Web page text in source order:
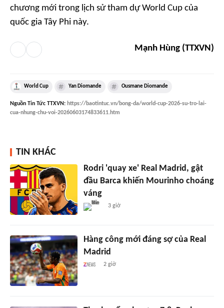
chương mới trong lịch sử tham dự World Cup của
quốc gia Tây Phi này.
Mạnh Hùng (TTXVN)
World Cup Yan Diomande Ousmane Diomande
Nguồn Tin Tức TTXVN: https://baotintuc.vn/bong-da/world-cup-2026-su-tro-lai-
cua-nhung-chu-voi-20260603174833611.htm
TIN KHÁC
Rodri 'quay xe' Real Madrid, gật
đầu Barca khiến Mourinho choáng
váng
3 giờ
Hàng công mới đáng sợ của Real
Madrid
2 giờ